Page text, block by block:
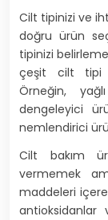
Cilt tipinizi ve
doğru ürün
tipinizi
çeşit cilt tipi
Örneğin,
dengeleyici
nemlendirici
Cilt bakım
vermemek
maddeleri
antioksidanlar